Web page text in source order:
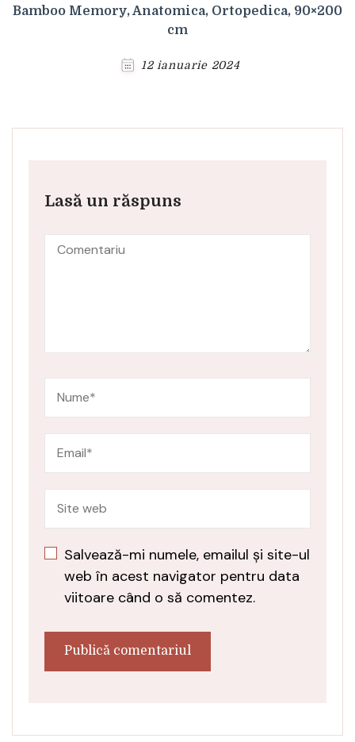
Bamboo Memory, Anatomica, Ortopedica, 90×200
cm
12 ianuarie 2024
Lasă un răspuns
Salvează-mi numele, emailul și site-ul
web în acest navigator pentru data
viitoare când o să comentez.